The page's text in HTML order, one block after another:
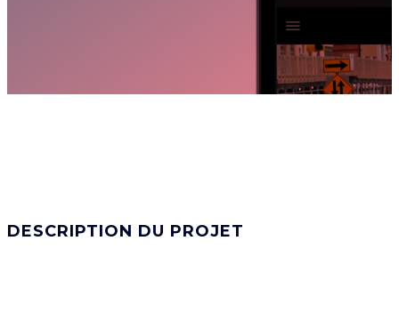
DESCRIPTION DU PROJET